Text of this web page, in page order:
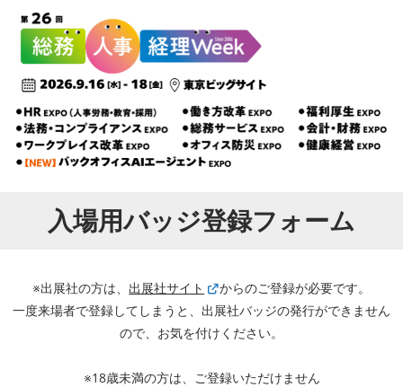
入場用バッジ登録フォーム
※出展社の方は、 出展社サイト
からのご登録が必要です。
一度来場者で登録してしまうと、出展社バッジの発行ができません
ので、お気を付けください。
※18歳未満の方は、ご登録いただけません